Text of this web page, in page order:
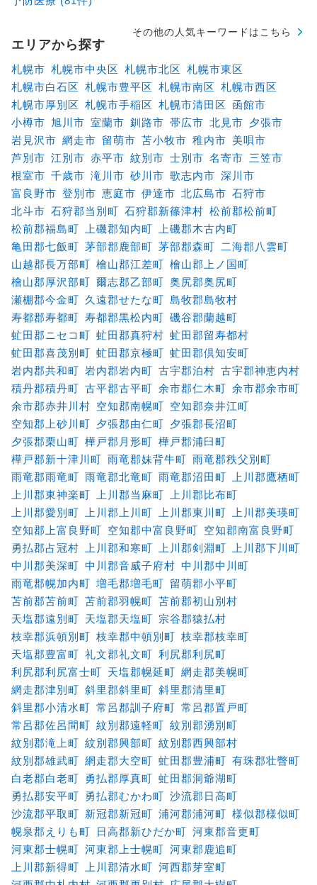
その他の人気キーワードはこちら
エリアから探す
札幌市 札幌市中央区 札幌市北区 札幌市東区
札幌市白石区 札幌市豊平区 札幌市南区 札幌市西区
札幌市厚別区 札幌市手稲区 札幌市清田区
函館市
小樽市 旭川市 室蘭市 釧路市 帯広市 北見市 夕張市
岩見沢市 網走市 留萌市 苫小牧市 稚内市 美唄市
芦別市 江別市 赤平市 紋別市 士別市 名寄市 三笠市
根室市 千歳市 滝川市 砂川市 歌志内市 深川市
富良野市 登別市 恵庭市 伊達市 北広島市 石狩市
北斗市 石狩郡当別町 石狩郡新篠津村 松前郡松前町
松前郡福島町
上磯郡知内町
上磯郡木古内町
亀田郡七飯町 茅部郡鹿部町 茅部郡森町
二海郡八雲町
山越郡長万部町 檜山郡江差町 檜山郡上ノ国町
檜山郡厚沢部町 爾志郡乙部町 奥尻郡奥尻町
瀬棚郡今金町 久遠郡せたな町 島牧郡島牧村
寿都郡寿都町 寿都郡黒松内町 磯谷郡蘭越町
虻田郡ニセコ町 虻田郡真狩村 虻田郡留寿都村
虻田郡喜茂別町 虻田郡京極町 虻田郡倶知安町
岩内郡共和町 岩内郡岩内町 古宇郡泊村 古宇郡神恵内村
積丹郡積丹町 古平郡古平町 余市郡仁木町 余市郡余市町
余市郡赤井川村 空知郡南幌町 空知郡奈井江町
空知郡上砂川町 夕張郡由仁町 夕張郡長沼町
夕張郡栗山町 樺戸郡月形町 樺戸郡浦臼町
樺戸郡新十津川町 雨竜郡妹背牛町 雨竜郡秩父別町
雨竜郡雨竜町 雨竜郡北竜町 雨竜郡沼田町
上川郡鷹栖町
上川郡東神楽町
上川郡当麻町
上川郡比布町
上川郡愛別町
上川郡上川町 上川郡東川町
上川郡美瑛町
空知郡上富良野町 空知郡中富良野町 空知郡南富良野町
勇払郡占冠村
上川郡和寒町 上川郡剣淵町
上川郡下川町
中川郡美深町 中川郡音威子府村 中川郡中川町
雨竜郡幌加内町 増毛郡増毛町 留萌郡小平町
苫前郡苫前町 苫前郡羽幌町 苫前郡初山別村
天塩郡遠別町 天塩郡天塩町 宗谷郡猿払村
枝幸郡浜頓別町 枝幸郡中頓別町 枝幸郡枝幸町
天塩郡豊富町 礼文郡礼文町 利尻郡利尻町
利尻郡利尻富士町 天塩郡幌延町 網走郡美幌町
網走郡津別町 斜里郡斜里町 斜里郡清里町
斜里郡小清水町 常呂郡訓子府町 常呂郡置戸町
常呂郡佐呂間町 紋別郡遠軽町 紋別郡湧別町
紋別郡滝上町 紋別郡興部町 紋別郡西興部村
紋別郡雄武町 網走郡大空町 虻田郡豊浦町 有珠郡壮瞥町
白老郡白老町
勇払郡厚真町 虻田郡洞爺湖町
勇払郡安平町
勇払郡むかわ町 沙流郡日高町
沙流郡平取町 新冠郡新冠町 浦河郡浦河町 様似郡様似町
幌泉郡えりも町
日高郡新ひだか町 河東郡音更町
河東郡士幌町 河東郡上士幌町 河東郡鹿追町
上川郡新得町
上川郡清水町 河西郡芽室町